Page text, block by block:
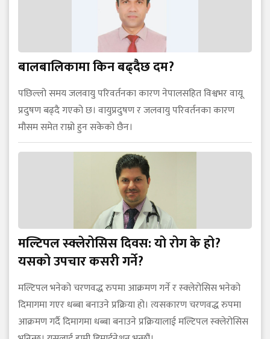
बालबालिकामा किन बढ्दैछ दम?
पछिल्लो समय जलवायु परिवर्तनका कारण नेपालसहित विश्वभर वायू
प्रदुषण बढ्दै गएको छ। वायुप्रदुषण र जलवायु परिवर्तनका कारण
मौसम समेत राम्रो हुन सकेको छैन।
मल्टिपल स्क्लेरोसिस दिवस: यो रोग के हो?
यसको उपचार कसरी गर्ने?
मल्टिपल भनेको चरणवद्ध रुपमा आक्रमण गर्ने र स्क्लेरोसिस भनेको
दिमागमा गएर धब्बा बनाउने प्रक्रिया हो। त्यसकारण चरणवद्ध रुपमा
आक्रमण गर्दै दिमागमा धब्बा बनाउने प्रक्रियालाई मल्टिपल स्क्लेरोसिस